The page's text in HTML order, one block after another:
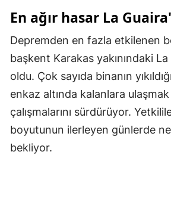
Ordu
Rize
Samsun
Siirt
En ağır hasar La
Depremden en fazla etkilenen
başkent Karakas yakınındaki
oldu. Çok sayıda binanın
enkaz altında kalanlara
çalışmalarını sürdürüyor.
boyutunun ilerleyen günlerde
bekliyor.